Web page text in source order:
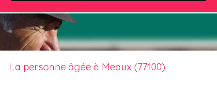
La personne âgée à Meaux (77100)